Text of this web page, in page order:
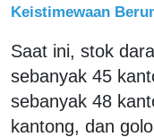
Keistimewaan
Saat ini, stok
sebanyak 45
sebanyak 48
kantong, dan